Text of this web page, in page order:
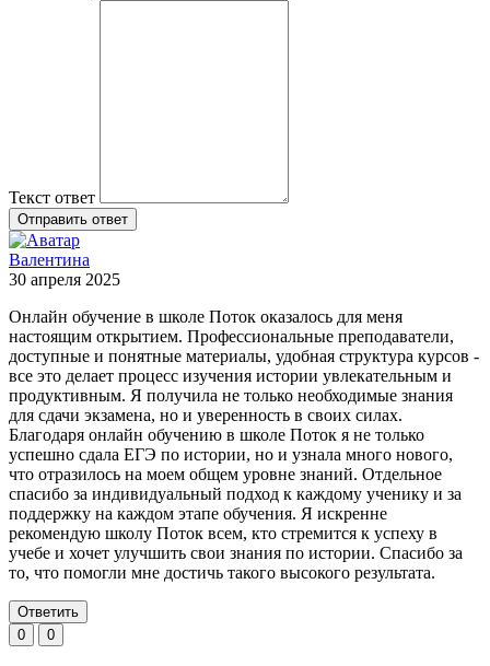
Текст ответ
Отправить ответ
Валентина
30 апреля 2025
Онлайн обучение в школе Поток оказалось для меня
настоящим открытием. Профессиональные преподаватели,
доступные и понятные материалы, удобная структура курсов -
все это делает процесс изучения истории увлекательным и
продуктивным. Я получила не только необходимые знания
для сдачи экзамена, но и уверенность в своих силах.
Благодаря онлайн обучению в школе Поток я не только
успешно сдала ЕГЭ по истории, но и узнала много нового,
что отразилось на моем общем уровне знаний. Отдельное
спасибо за индивидуальный подход к каждому ученику и за
поддержку на каждом этапе обучения. Я искренне
рекомендую школу Поток всем, кто стремится к успеху в
учебе и хочет улучшить свои знания по истории. Спасибо за
то, что помогли мне достичь такого высокого результата.
Ответить
0
0